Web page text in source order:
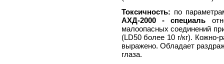
Токсичность: по
АХД-2000 - специаль
малоопасных соединений
(LD50 более 10 г/кг).
выражено. Обладает
глаза.